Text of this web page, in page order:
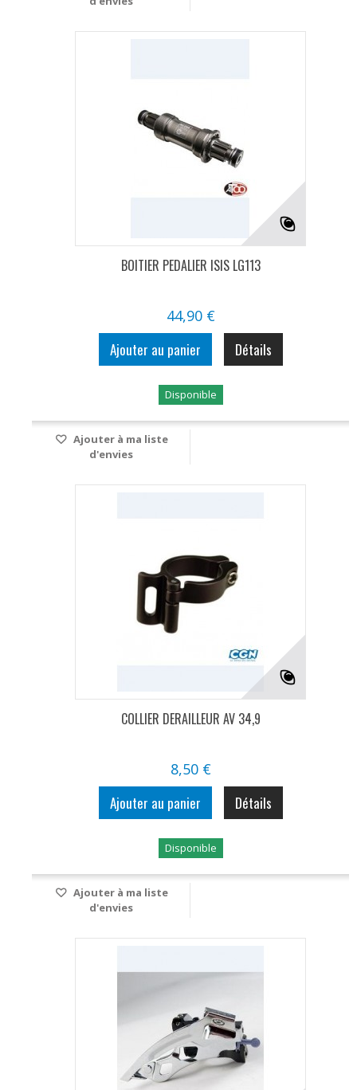
BOITIER PEDALIER ISIS LG113
44,90 €
Ajouter au panier Détails
Disponible
Ajouter à ma liste
d'envies
COLLIER DERAILLEUR AV 34,9
8,50 €
Ajouter au panier Détails
Disponible
Ajouter à ma liste
d'envies